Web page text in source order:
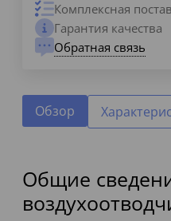
Комплексная
Гарантия качества
Обратная связь
Обзор
Общие